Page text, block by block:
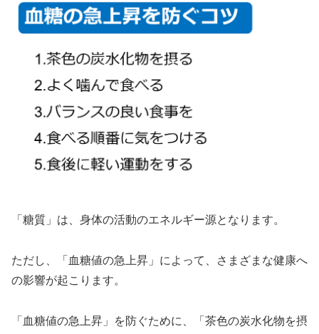
「糖質」は、身体の活動のエネルギー源となります。
ただし、「血糖値の急上昇」によって、さまざまな健康へ
の影響が起こります。
「血糖値の急上昇」を防ぐために、「茶色の炭水化物を摂